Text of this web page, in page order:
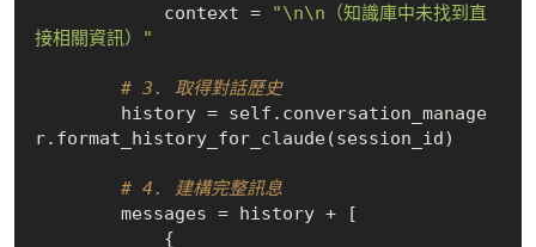
            context =
"\n\n（知識庫中未找到直
接相關資訊）"
# 3. 取得對話歷史
r.format_history_for_claude(session_id)
# 4. 建構完整訊息